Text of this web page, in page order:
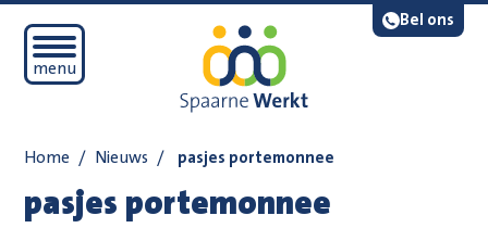
Bel ons
Open mobiel menu
menu
Lees voor
Home / Nieuws / pasjes portemonnee
pasjes portemonnee